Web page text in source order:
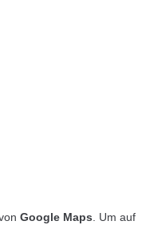
Google Maps. Um auf